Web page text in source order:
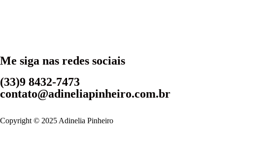
Me siga nas redes sociais
(33)9 8432-7473
contato@adineliapinheiro.com.br
Copyright © 2025 Adinelia Pinheiro